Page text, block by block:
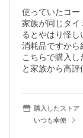
使っていたコー
家族が同じタイ
るとやはり怪し
消耗品ですから
こちらで購入
と家族から高評
購入したストア
いつも幸便